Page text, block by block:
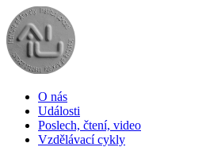
O nás
Události
Poslech, čtení, video
Vzdělávací cykly